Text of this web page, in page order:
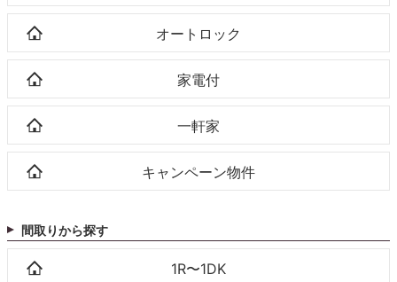
オートロック
家電付
一軒家
キャンペーン物件
間取りから探す
1R〜1DK